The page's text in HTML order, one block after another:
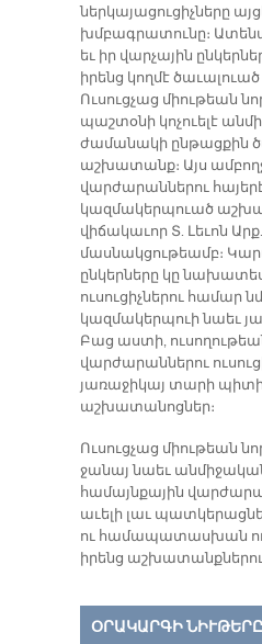
ներկայացուցիչները
խմբագրատունը։
եւ իր վարչային
իրենց կողմէ ծաւալուած
Ուսուցչաց միութեան
պաշտօնի կոչուելէ
ժամանակի ընթացքին
աշխատանք։ Այս
վարժարաններու
կազմակերպուած
վիճակաւոր Տ. Լեւոն
մասնակցութեամբ։
ընկերները կը
ուսուցիչներու
կազմակերպուի նաեւ
Բաց աստի,
վարժարաններու
յառաջիկայ տարի
աշխատանոցներ։
Ուսուցչաց միութեան
ջանայ նաեւ
համայնքային
աւելի լաւ
ու համապատասխան
իրենց
ՕՐԱԿԱՐԳԻ ՆԻՒԹԵՐԸ